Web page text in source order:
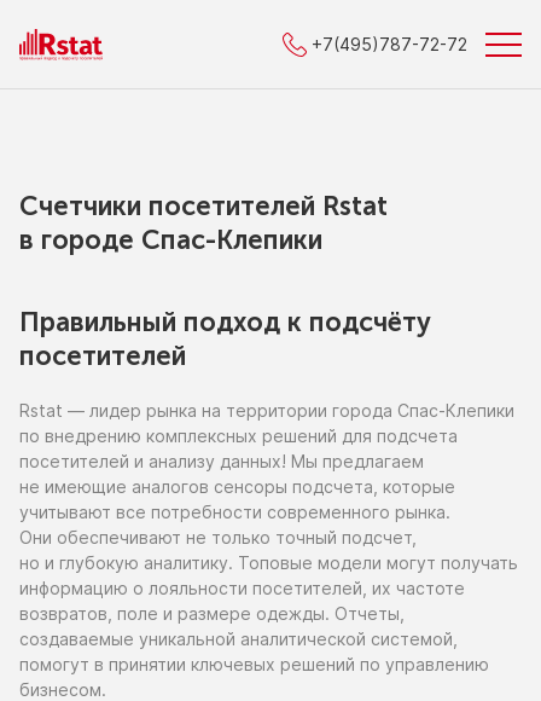
+7(495)787-72-72
Счетчики посетителей Rstat
в городe Спас-Клепики
Правильный подход к подсчёту
посетителей
Rstat — лидер рынка на территории города Спас-Клепики
по внедрению комплексных решений для подсчета
посетителей и анализу данных! Мы предлагаем
не имеющие аналогов сенсоры подсчета, которые
учитывают все потребности современного рынка.
Они обеспечивают не только точный подсчет,
но и глубокую аналитику. Топовые модели могут получать
информацию о лояльности посетителей, их частоте
возвратов, поле и размере одежды. Отчеты,
создаваемые уникальной аналитической системой,
помогут в принятии ключевых решений по управлению
бизнесом.